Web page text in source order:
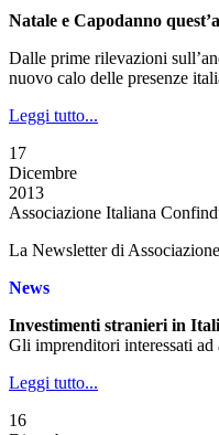
Natale e Capodanno
Dalle prime rilevazioni
nuovo calo delle presenze
Leggi tutto...
17
Dicembre
2013
Associazione Italiana
La Newsletter di
News
Investimenti stranieri in
Gli imprenditori interessati ad
Leggi tutto...
16